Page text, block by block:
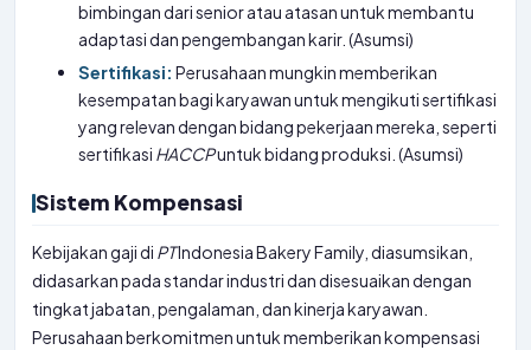
bimbingan dari senior atau atasan untuk membantu
adaptasi dan pengembangan karir. (Asumsi)
Sertifikasi: Perusahaan mungkin memberikan
kesempatan bagi karyawan untuk mengikuti sertifikasi
yang relevan dengan bidang pekerjaan mereka, seperti
sertifikasi HACCPuntuk bidang produksi. (Asumsi)
Sistem Kompensasi
Kebijakan gaji di PTIndonesia Bakery Family, diasumsikan,
didasarkan pada standar industri dan disesuaikan dengan
tingkat jabatan, pengalaman, dan kinerja karyawan.
Perusahaan berkomitmen untuk memberikan kompensasi